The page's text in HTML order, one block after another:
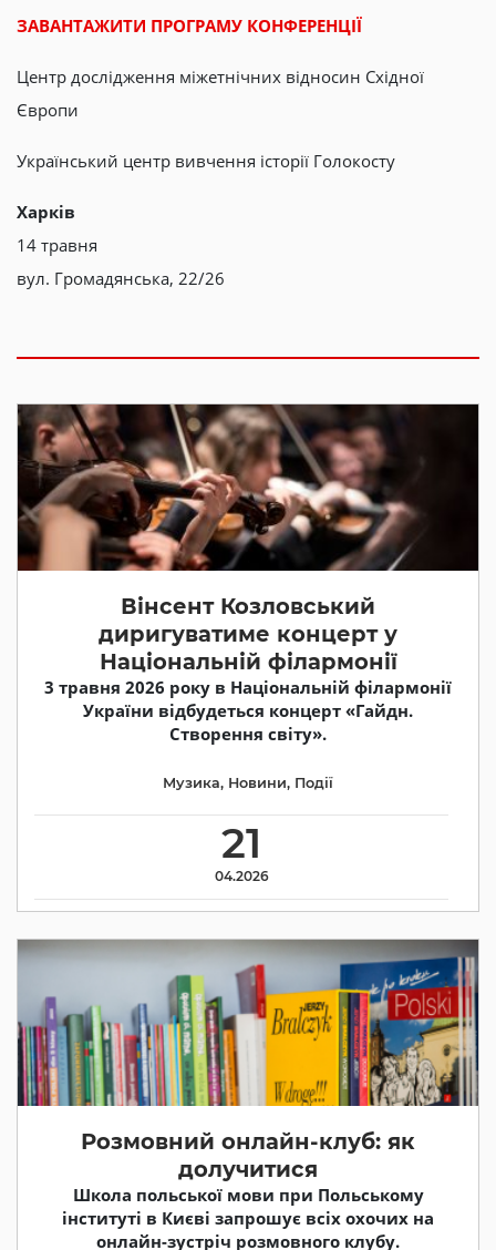
ЗАВАНТАЖИТИ ПРОГРАМУ КОНФЕРЕНЦІЇ
Центр дослідження міжетнічних відносин Східної
Європи
Український центр вивчення історії Голокосту
Харків
14 травня
вул. Громадянська, 22/26
Вінсент Козловський
диригуватиме концерт у
Національній філармонії
3 травня 2026 року в Національній філармонії
України відбудеться концерт «Гайдн.
Створення світу».
21
04.2026
Музика, Новини, Події
Розмовний онлайн-клуб: як
долучитися
Школа польської мови при Польському
інституті в Києві запрошує всіх охочих на
онлайн-зустріч розмовного клубу.